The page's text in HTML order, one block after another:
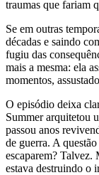
traumas que fariam
Se em outras
décadas e saindo
fugiu das
mais a mesma: ela
momentos,
O episódio deixa
Summer arquitetou
passou anos
de guerra. A
escaparem? Talvez.
estava destruindo o